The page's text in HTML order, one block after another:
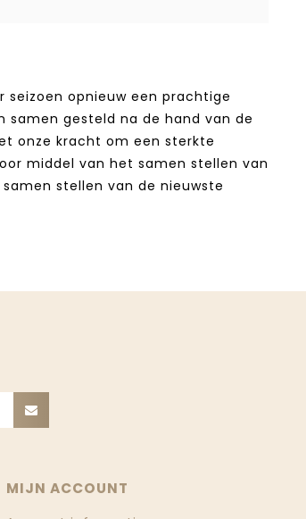
seizoen opnieuw een prachtige
samen gesteld na de hand van de
onze kracht om een sterkte
middel van het samen stellen van
stellen van de nieuwste
MIJN ACCOUNT